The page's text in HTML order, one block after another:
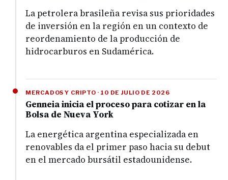
La petrolera brasileña revisa sus prioridades
de inversión en la región en un contexto de
reordenamiento de la producción de
hidrocarburos en Sudamérica.
MERCADOS Y CRIPTO · 10 DE JULIO DE 2026
Genneia inicia el proceso para cotizar en la
Bolsa de Nueva York
La energética argentina especializada en
renovables da el primer paso hacia su debut
en el mercado bursátil estadounidense.